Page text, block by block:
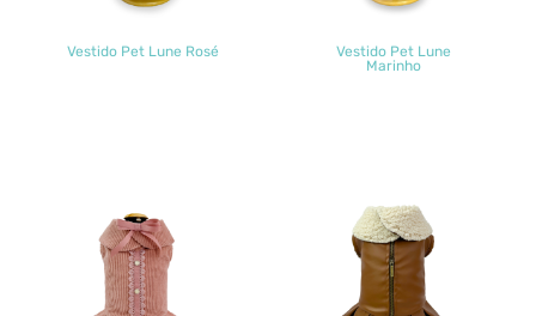
Vestido Pet Lune Rosé
Vestido Pet Lune
Marinho